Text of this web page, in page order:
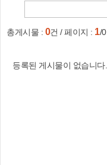
총게시물 : 0건 / 페이지 : 1/0
등록된 게시물이 없습니다.